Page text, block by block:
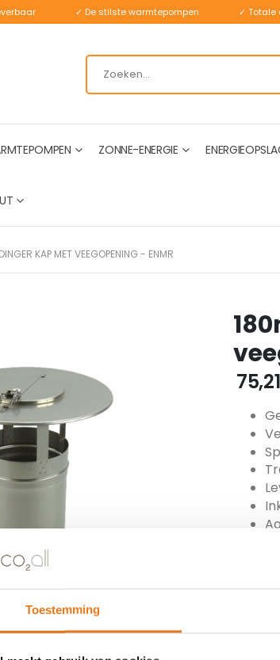
Toestemming
✓ De stilste warmtepompen ✓ Totale
ZONNE-ENERGIE
KAP MET VEEGOPENING - ENMR
€ 75,21